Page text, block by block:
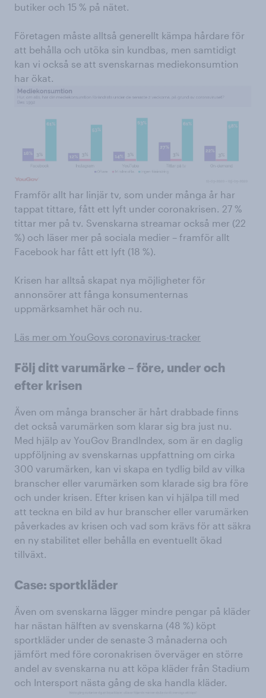
butiker och 15 % på nätet.
Företagen måste alltså generellt kämpa hårdare för
att behålla och utöka sin kundbas, men samtidigt
kan vi också se att svenskarnas mediekonsumtion
har ökat.
Framför allt har linjär tv, som under många år har
tappat tittare, fått ett lyft under coronakrisen. 27 %
tittar mer på tv. Svenskarna streamar också mer (22
%) och läser mer på sociala medier – framför allt
Facebook har fått ett lyft (18 %).
Krisen har alltså skapat nya möjligheter för
annonsörer att fånga konsumenternas
uppmärksamhet här och nu.
Läs mer om YouGovs coronavirus-tracker
Följ ditt varumärke – före, under och
efter krisen
Även om många branscher är hårt drabbade finns
det också varumärken som klarar sig bra just nu.
Med hjälp av YouGov BrandIndex, som är en daglig
uppföljning av svenskarnas uppfattning om cirka
300 varumärken, kan vi skapa en tydlig bild av vilka
branscher eller varumärken som klarade sig bra före
och under krisen. Efter krisen kan vi hjälpa till med
att teckna en bild av hur branscher eller varumärken
påverkades av krisen och vad som krävs för att säkra
en ny stabilitet eller behålla en eventuellt ökad
tillväxt.
Case: sportkläder
Även om svenskarna lägger mindre pengar på kläder
har nästan hälften av svenskarna (48 %) köpt
sportkläder under de senaste 3 månaderna och
jämfört med före coronakrisen överväger en större
andel av svenskarna nu att köpa kläder från Stadium
och Intersport nästa gång de ska handla kläder.